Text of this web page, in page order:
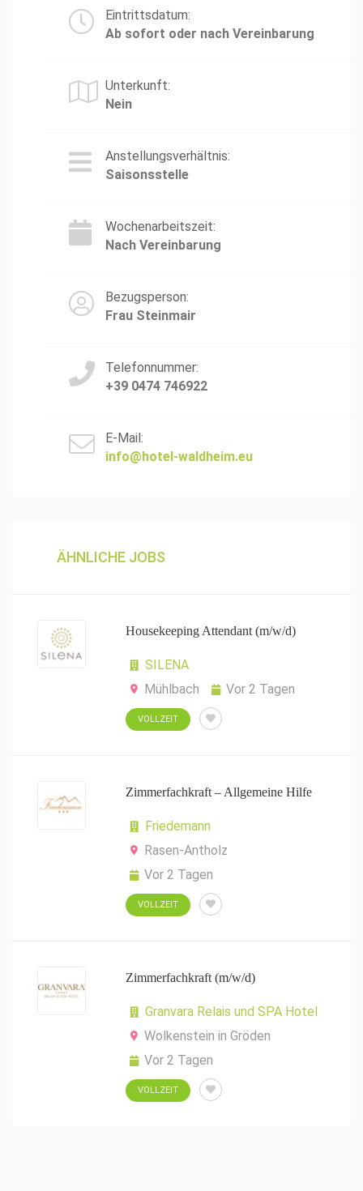
Eintrittsdatum:
Ab sofort oder nach Vereinbarung
Unterkunft:
Nein
Anstellungsverhältnis:
Saisonsstelle
Wochenarbeitszeit:
Nach Vereinbarung
Bezugsperson:
Frau Steinmair
Telefonnummer:
+39 0474 746922
E-Mail:
info@hotel-waldheim.eu
ÄHNLICHE JOBS
Housekeeping Attendant (m/w/d)
SILENA
Mühlbach
Vor 2 Tagen
VOLLZEIT
Zimmerfachkraft – Allgemeine Hilfe
Friedemann
Rasen-Antholz
Vor 2 Tagen
VOLLZEIT
Zimmerfachkraft (m/w/d)
Granvara Relais und SPA Hotel
Wolkenstein in Gröden
Vor 2 Tagen
VOLLZEIT